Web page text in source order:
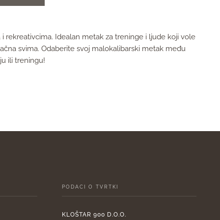
rekreativcima. Idealan metak za treninge i ljude koji vole
svima. Odaberite svoj malokalibarski metak među
ili treningu!
PODACI O TVRTKI
KLOŠTAR 900 D.O.O.